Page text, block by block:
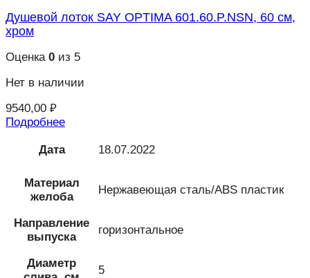
Душевой лоток SAY OPTIMA 601.60.P.NSN, 60 см,
хром
Оценка 0 из 5
Нет в наличии
9540,00 ₽
Подробнее
Дата 18.07.2022
Материал
желоба
Нержавеющая сталь/ABS пластик
Направление
выпуска
горизонтальное
Диаметр
5